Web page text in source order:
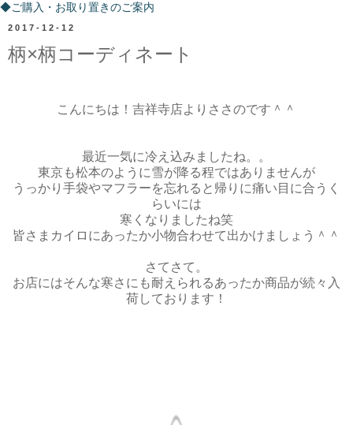
◆ご購入・お取り置きのご案内
2017-12-12
柄×柄コーディネート
こんにちは！吉祥寺店よりささのです＾＾
最近一気に冷え込みましたね。。
東京も松本のように雪が降る程ではありませんが
うっかり手袋やマフラーを忘れると帰りに痛い目に合うく
らいには
寒くなりましたね笑
皆さまカイロにあったか小物合わせて出かけましょう＾＾
さてさて。
お店にはそんな寒さにも耐えられるあったか商品が続々入
荷しております！